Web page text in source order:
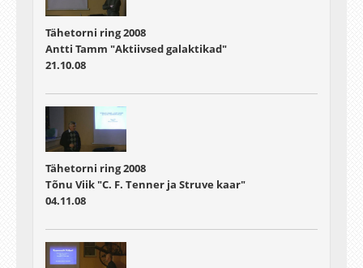
Tähetorni ring 2008
Antti Tamm "Aktiivsed galaktikad"
21.10.08
Tähetorni ring 2008
Tõnu Viik "C. F. Tenner ja Struve kaar"
04.11.08